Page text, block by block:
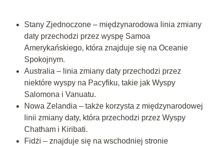
Stany Zjednoczone – międzynarodowa linia zmiany
daty przechodzi przez wyspę Samoa
Amerykańskiego, która znajduje się na Oceanie
Spokojnym.
Australia – linia zmiany daty przechodzi przez
niektóre wyspy na Pacyfiku, takie jak Wyspy
Salomona i Vanuatu.
Nowa Zelandia – także korzysta z międzynarodowej
linii zmiany daty, która przechodzi przez Wyspy
Chatham i Kiribati.
Fidżi – znajduje się na wschodniej stronie